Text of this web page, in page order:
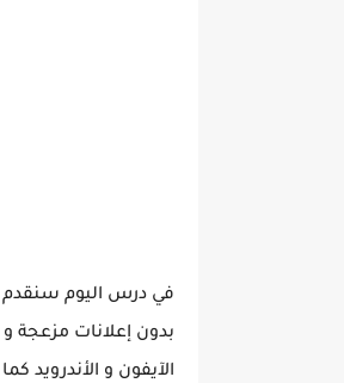
في درس اليوم سنقدم
بدون إعلانات مزعجة
الآيفون و الأندرويد